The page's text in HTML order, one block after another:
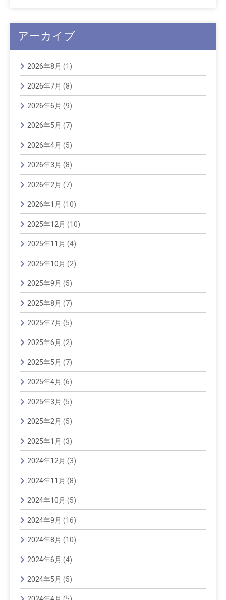
アーカイブ
2026年8月 (1)
2026年7月 (8)
2026年6月 (9)
2026年5月 (7)
2026年4月 (5)
2026年3月 (8)
2026年2月 (7)
2026年1月 (10)
2025年12月 (10)
2025年11月 (4)
2025年10月 (2)
2025年9月 (5)
2025年8月 (7)
2025年7月 (5)
2025年6月 (2)
2025年5月 (7)
2025年4月 (6)
2025年3月 (5)
2025年2月 (5)
2025年1月 (3)
2024年12月 (3)
2024年11月 (8)
2024年10月 (5)
2024年9月 (16)
2024年8月 (10)
2024年6月 (4)
2024年5月 (5)